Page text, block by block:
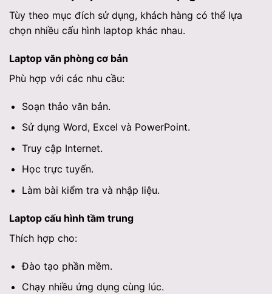
Tùy theo mục đích sử dụng, khách hàng có thể lựa
chọn nhiều cấu hình laptop khác nhau.
Laptop văn phòng cơ bản
Phù hợp với các nhu cầu:
Soạn thảo văn bản.
Sử dụng Word, Excel và PowerPoint.
Truy cập Internet.
Học trực tuyến.
Làm bài kiểm tra và nhập liệu.
Laptop cấu hình tầm trung
Thích hợp cho:
Đào tạo phần mềm.
Chạy nhiều ứng dụng cùng lúc.